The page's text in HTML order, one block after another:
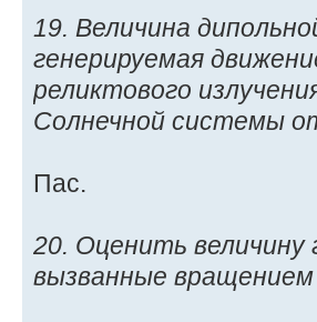
19. Величина
генерируемая
реликтового
Солнечной системы
Пас.
20. Оценить
вызванные